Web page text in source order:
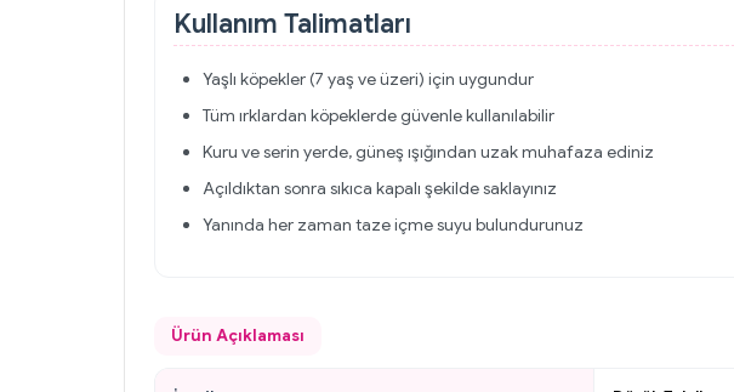
Kullanım Talimatları
Yaşlı köpekler (7 yaş ve üzeri) için uygundur
Tüm ırklardan köpeklerde güvenle kullanılabilir
Kuru ve serin yerde, güneş ışığından uzak muhafaza ediniz
Açıldıktan sonra sıkıca kapalı şekilde saklayınız
Yanında her zaman taze içme suyu bulundurunuz
Ürün Açıklaması